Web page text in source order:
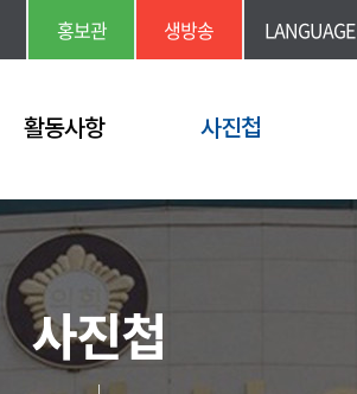
홍보관 생방송 LANGUAGE
활동사항 사진첩
사진첩